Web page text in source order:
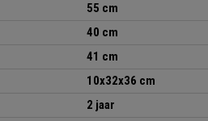
55 cm
40 cm
41 cm
10x32x36 cm
2 jaar